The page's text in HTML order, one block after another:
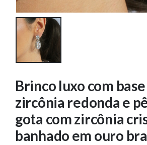
Brinco luxo com
zircônia redonda e
gota com zircônia
banhado em ouro